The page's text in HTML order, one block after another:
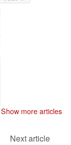
di
di 720
a
120 W
8
Show more articles
Next article